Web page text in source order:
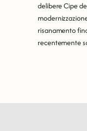
delibere Cipe
risanamento
recentemente